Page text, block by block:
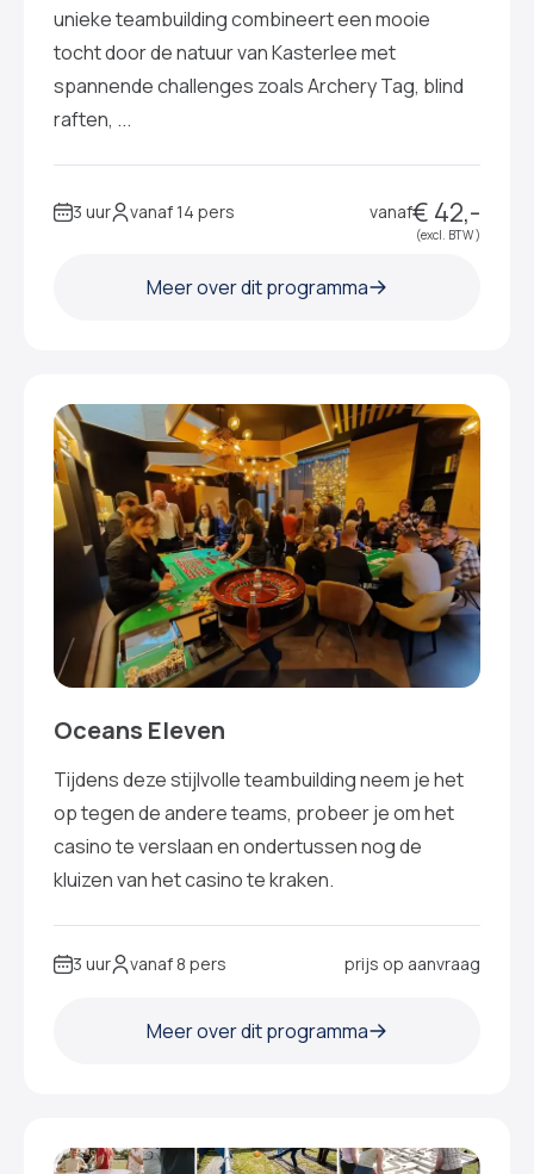
unieke teambuilding combineert een mooie
tocht door de natuur van Kasterlee met
spannende challenges zoals Archery Tag, blind
raften, ...
3 uur vanaf 14 pers vanaf€ 42,-
(excl. BTW )
Meer over dit programma
Oceans Eleven
Tijdens deze stijlvolle teambuilding neem je het
op tegen de andere teams, probeer je om het
casino te verslaan en ondertussen nog de
kluizen van het casino te kraken.
3 uur vanaf 8 pers prijs op aanvraag
Meer over dit programma